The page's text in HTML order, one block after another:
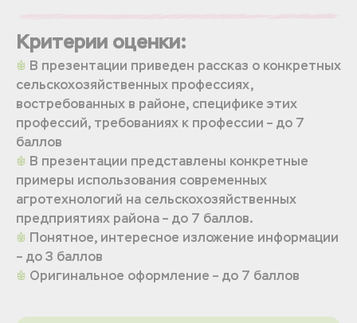
Критерии оценки:
В презентации приведен рассказ о конкретных
сельскохозяйственных профессиях,
востребованных в районе, специфике этих
профессий, требованиях к профессии – до 7
баллов
В презентации представлены конкретные
примеры использования современных
агротехнологий на сельскохозяйственных
предприятиях района – до 7 баллов.
Понятное, интересное изложение информации
– до 3 баллов
Оригинальное оформление – до 7 баллов